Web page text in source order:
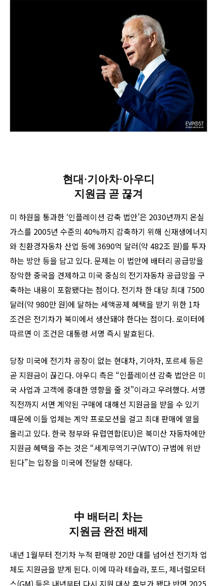
현대·기아차·아우디
지원금 곧 끊겨
미 하원을 통과한 ‘인플레이션 감축 법안’은 2030년까지 온실
가스를 2005년 수준의 40%까지 감축하기 위해 신재생에너지
와 친환경자동차 산업 등에 3690억 달러(약 482조 원)를 투자
하는 방안 등을 담고 있다. 문제는 이 법안에 배터리 공급망을
장악한 중국을 견제하고 미국 중심의 전기자동차 공급망을 구
축하는 내용이 포함됐다는 점이다. 전기차 한 대당 최대 7500
달러(약 980만 원)에 달하는 세액공제 혜택을 받기 위한 1차
조건은 전기차가 북미에서 생산돼야 한다는 점이다. 로이터에
따르면 이 조건은 대통령 서명 즉시 발효된다.
당장 미국에 전기차 공장이 없는 현대차, 기아차, 포르셰 등은
곧 지원금이 끊긴다. 아우디 측은 “인플레이션 감축 법안은 미
국 사업과 고객에 중대한 영향을 줄 것”이라고 우려했다. 서명
직전까지 서면 계약된 구매에 대해선 지원금을 받을 수 있기
때문에 이들 업체는 계약 프로모션을 걸고 최대 판매에 열을
올리고 있다. 한국 정부와 유럽연합(EU)은 북미산 자동차에만
지원금 혜택을 주는 것은 “세계무역기구(WTO) 규범에 위반
된다”는 입장을 미국에 전달한 상태다.
中 배터리 차는
지원금 완전 배제
내년 1월부터 전기차 누적 판매량 20만 대를 넘어선 전기차 업
체도 지원금을 받게 된다. 이에 따라 테슬라, 포드, 제너럴모터
스(GM) 등은 내년부터 다시 지원 대상 후보가 됐다.반면 2025